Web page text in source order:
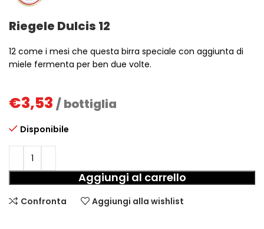
Riegele Dulcis 12
12 come i mesi che questa birra speciale con aggiunta di
miele fermenta per ben due volte.
€3,53 / bottiglia
Disponibile
Aggiungi al carrello
Confronta Aggiungi alla wishlist